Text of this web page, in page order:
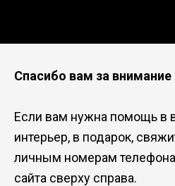
Спасибо вам за внимание
Если вам нужна помощь в
интерьер, в подарок,
личным номерам
сайта сверху справа.